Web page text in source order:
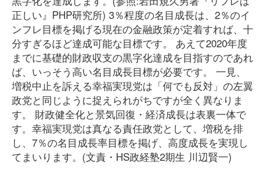
正しい』PHP研究所) 3％程度の名目成長は、2％のイ
ンフレ目標を掲げる現在の金融政策が定着すれば、十
分すぎるほど達成可能な目標です。 あえて2020年度
までに基礎的財政収支の黒字化達成を目指すのであれ
ば、いっそう高い名目成長目標が必要です。 一見、
増税中止を訴える幸福実現党は「何でも反対」の左翼
政党と同じように捉えられがちですが全く異なりま
す。 財政健全化と景気回復・経済成長は表裏一体で
す。幸福実現党は真なる責任政党として、増税を排
し、7％の名目成長率目標を掲げ、高度成長を実現し
てまいります。(文責・HS政経塾2期生 川辺賢一)